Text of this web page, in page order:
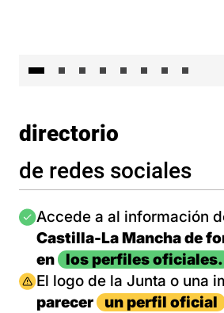
directorio
de redes sociales
Imagen
Accede a al información
Castilla-La Mancha de
en
los perfiles oficiales.
Imagen
El logo de la Junta o una
parecer
un perfil oficial